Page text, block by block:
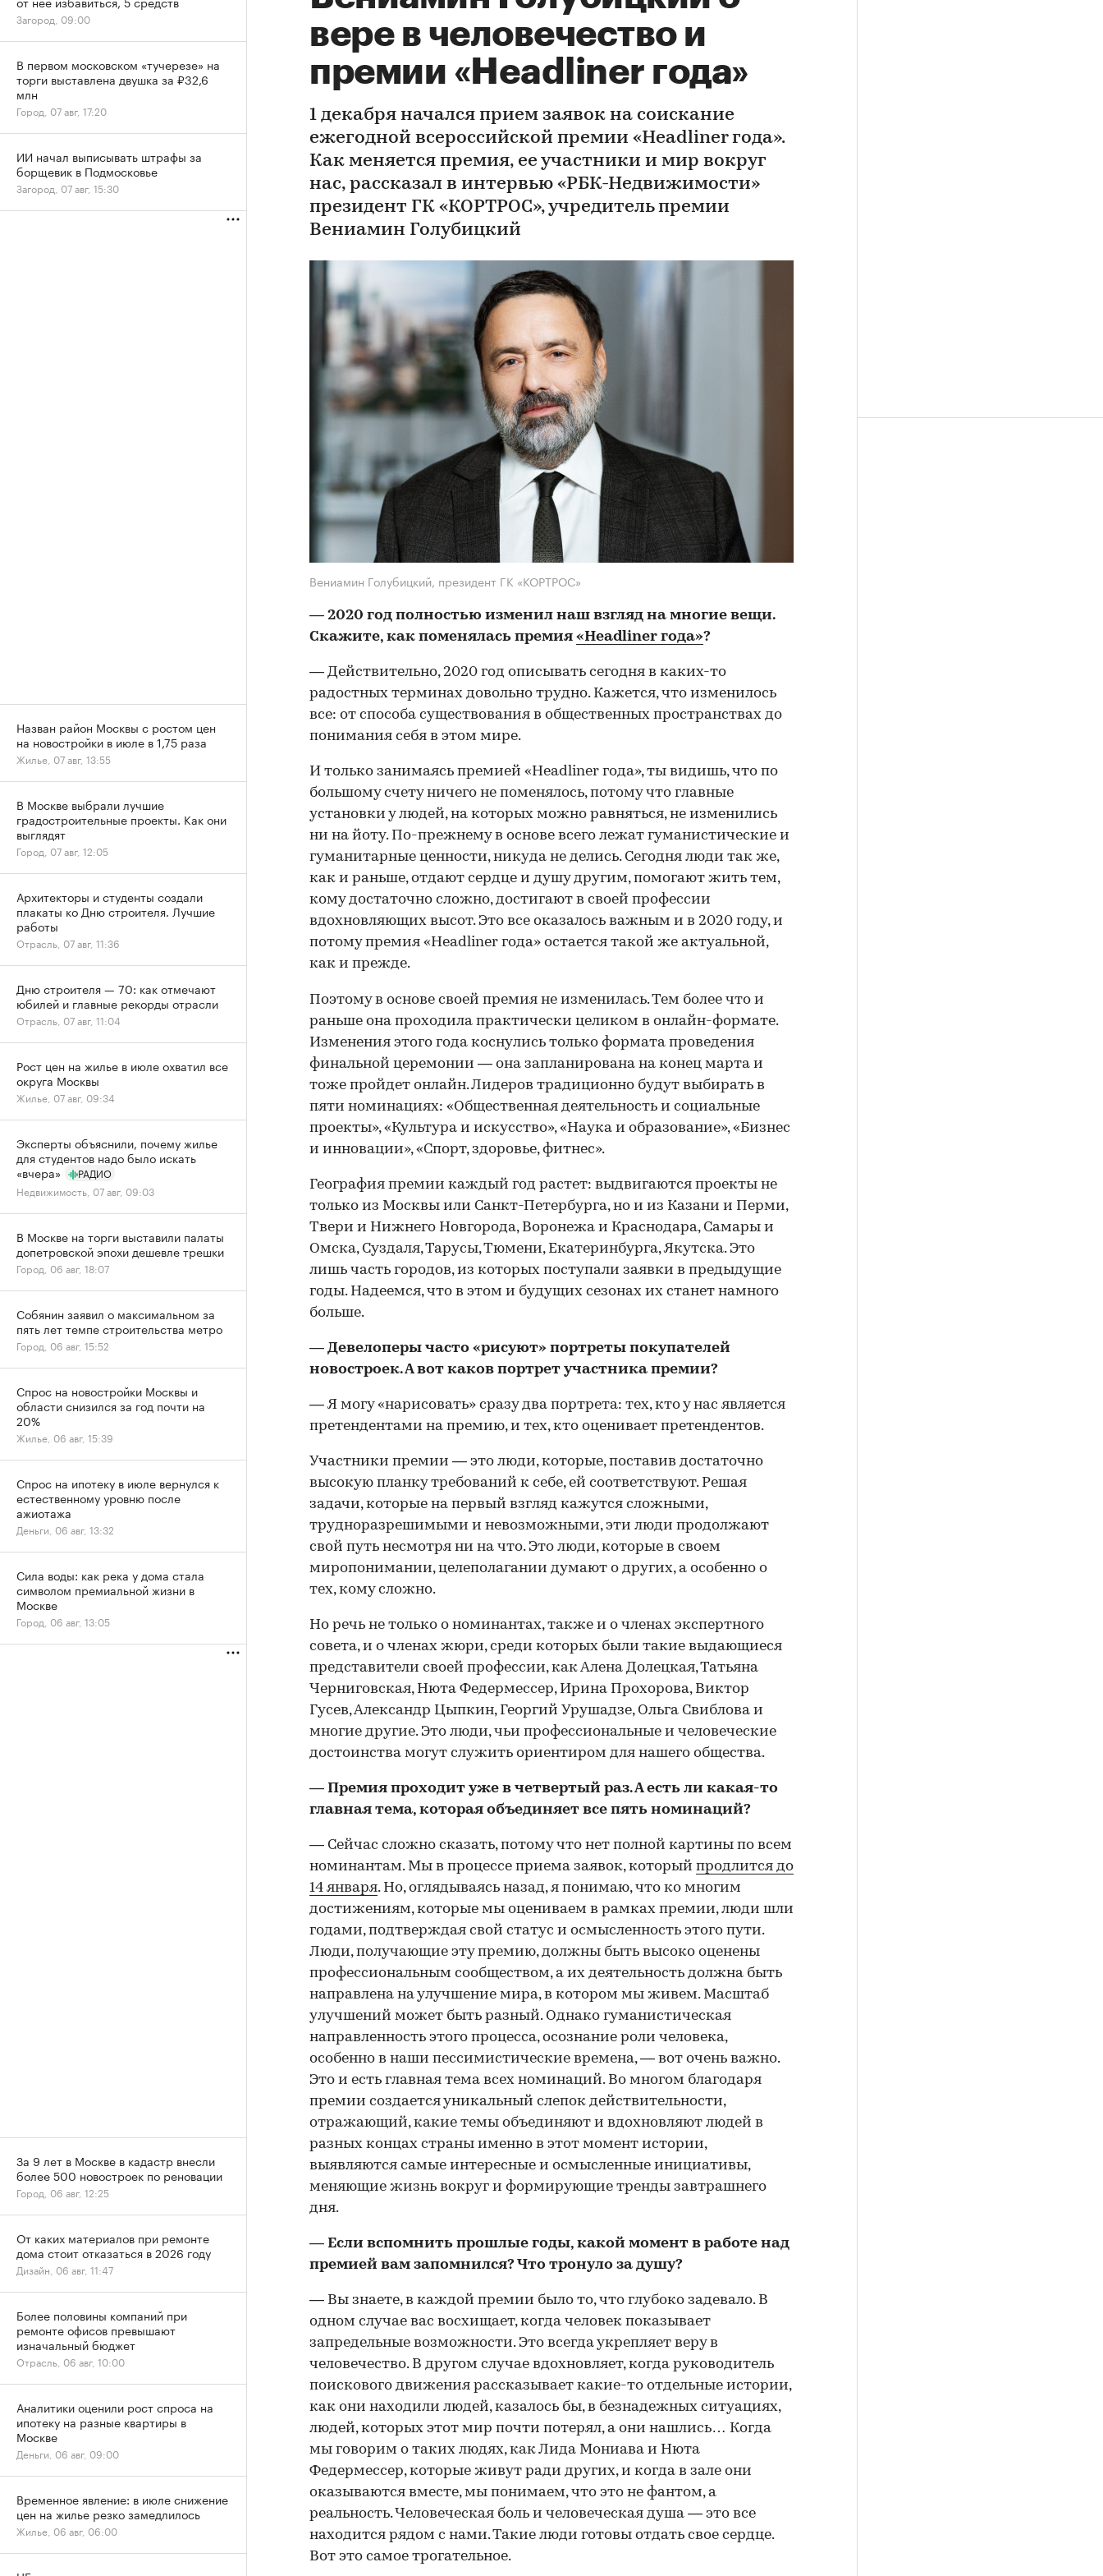
вере в человечество и
премии «Headliner года»
1 декабря начался прием заявок на соискание
ежегодной всероссийской премии «Headliner года».
Как меняется премия, ее участники и мир вокруг
нас, рассказал в интервью «РБК-Недвижимости»
президент ГК «КОРТРОС», учредитель премии
Вениамин Голубицкий
Вениамин Голубицкий, президент ГК «КОРТРОС»
— 2020 год полностью изменил наш взгляд на многие вещи.
Скажите, как поменялась премия «Headliner года»?
— Действительно, 2020 год описывать сегодня в каких-то
радостных терминах довольно трудно. Кажется, что изменилось
все: от способа существования в общественных пространствах до
понимания себя в этом мире.
И только занимаясь премией «Headliner года», ты видишь, что по
большому счету ничего не поменялось, потому что главные
установки у людей, на которых можно равняться, не изменились
ни на йоту. По-прежнему в основе всего лежат гуманистические и
гуманитарные ценности, никуда не делись. Сегодня люди так же,
как и раньше, отдают сердце и душу другим, помогают жить тем,
кому достаточно сложно, достигают в своей профессии
вдохновляющих высот. Это все оказалось важным и в 2020 году, и
потому премия «Headliner года» остается такой же актуальной,
как и прежде.
/
Поэтому в основе своей премия не изменилась. Тем более что и
раньше она проходила практически целиком в онлайн-формате.
Изменения этого года коснулись только формата проведения
финальной церемонии — она запланирована на конец марта и
тоже пройдет онлайн. Лидеров традиционно будут выбирать в
пяти номинациях: «Общественная деятельность и социальные
проекты», «Культура и искусство», «Наука и образование», «Бизнес
и инновации», «Спорт, здоровье, фитнес».
География премии каждый год растет: выдвигаются проекты не
только из Москвы или Санкт-Петербурга, но и из Казани и Перми,
Твери и Нижнего Новгорода, Воронежа и Краснодара, Самары и
Омска, Суздаля, Тарусы, Тюмени, Екатеринбурга, Якутска. Это
лишь часть городов, из которых поступали заявки в предыдущие
годы. Надеемся, что в этом и будущих сезонах их станет намного
больше.
— Девелоперы часто «рисуют» портреты покупателей
новостроек. А вот каков портрет участника премии?
— Я могу «нарисовать» сразу два портрета: тех, кто у нас является
претендентами на премию, и тех, кто оценивает претендентов.
Участники премии — это люди, которые, поставив достаточно
высокую планку требований к себе, ей соответствуют. Решая
задачи, которые на первый взгляд кажутся сложными,
трудноразрешимыми и невозможными, эти люди продолжают
свой путь несмотря ни на что. Это люди, которые в своем
миропонимании, целеполагании думают о других, а особенно о
тех, кому сложно.
Но речь не только о номинантах, также и о членах экспертного
совета, и о членах жюри, среди которых были такие выдающиеся
представители своей профессии, как Алена Долецкая, Татьяна
Черниговская, Нюта Федермессер, Ирина Прохорова, Виктор
Гусев, Александр Цыпкин, Георгий Урушадзе, Ольга Свиблова и
многие другие. Это люди, чьи профессиональные и человеческие
достоинства могут служить ориентиром для нашего общества.
— Премия проходит уже в четвертый раз. А есть ли какая-то
главная тема, которая объединяет все пять номинаций?
— Сейчас сложно сказать, потому что нет полной картины по всем
номинантам. Мы в процессе приема заявок, который продлится до
14 января. Но, оглядываясь назад, я понимаю, что ко многим
достижениям, которые мы оцениваем в рамках премии, люди шли
годами, подтверждая свой статус и осмысленность этого пути.
Люди, получающие эту премию, должны быть высоко оценены
профессиональным сообществом, а их деятельность должна быть
направлена на улучшение мира, в котором мы живем. Масштаб
улучшений может быть разный. Однако гуманистическая
направленность этого процесса, осознание роли человека,
особенно в наши пессимистические времена, — вот очень важно.
Это и есть главная тема всех номинаций. Во многом благодаря
премии создается уникальный слепок действительности,
отражающий, какие темы объединяют и вдохновляют людей в
разных концах страны именно в этот момент истории,
выявляются самые интересные и осмысленные инициативы,
меняющие жизнь вокруг и формирующие тренды завтрашнего
дня.
— Если вспомнить прошлые годы, какой момент в работе над
премией вам запомнился? Что тронуло за душу?
— Вы знаете, в каждой премии было то, что глубоко задевало. В
одном случае вас восхищает, когда человек показывает
запредельные возможности. Это всегда укрепляет веру в
человечество. В другом случае вдохновляет, когда руководитель
поискового движения рассказывает какие-то отдельные истории,
как они находили людей, казалось бы, в безнадежных ситуациях,
людей, которых этот мир почти потерял, а они нашлись… Когда
мы говорим о таких людях, как Лида Мониава и Нюта
Федермессер, которые живут ради других, и когда в зале они
оказываются вместе, мы понимаем, что это не фантом, а
реальность. Человеческая боль и человеческая душа — это все
находится рядом с нами. Такие люди готовы отдать свое сердце.
Вот это самое трогательное.
Загород, 09:00
В первом московском «тучерезе» на
торги выставлена двушка за ₽32,6
млн
Город, 07 авг, 17:20
ИИ начал выписывать штрафы за
борщевик в Подмосковье
Загород, 07 авг, 15:30
Назван район Москвы с ростом цен
на новостройки в июле в 1,75 раза
Жилье, 07 авг, 13:55
В Москве выбрали лучшие
градостроительные проекты. Как они
выглядят
Город, 07 авг, 12:05
Архитекторы и студенты создали
плакаты ко Дню строителя. Лучшие
работы
Отрасль, 07 авг, 11:36
Дню строителя — 70: как отмечают
юбилей и главные рекорды отрасли
Отрасль, 07 авг, 11:04
Рост цен на жилье в июле охватил все
округа Москвы
Жилье, 07 авг, 09:34
Эксперты объяснили, почему жилье
для студентов надо было искать
«вчера»
РАДИО
Недвижимость, 07 авг, 09:03
В Москве на торги выставили палаты
допетровской эпохи дешевле трешки
Город, 06 авг, 18:07
Собянин заявил о максимальном за
пять лет темпе строительства метро
Город, 06 авг, 15:52
Спрос на новостройки Москвы и
области снизился за год почти на
20%
Жилье, 06 авг, 15:39
Спрос на ипотеку в июле вернулся к
естественному уровню после
ажиотажа
Деньги, 06 авг, 13:32
Сила воды: как река у дома стала
символом премиальной жизни в
Москве
Город, 06 авг, 13:05
За 9 лет в Москве в кадастр внесли
более 500 новостроек по реновации
Город, 06 авг, 12:25
От каких материалов при ремонте
дома стоит отказаться в 2026 году
Дизайн, 06 авг, 11:47
Более половины компаний при
ремонте офисов превышают
изначальный бюджет
Отрасль, 06 авг, 10:00
Аналитики оценили рост спроса на
ипотеку на разные квартиры в
Москве
Деньги, 06 авг, 09:00
Временное явление: в июле снижение
цен на жилье резко замедлилось
Жилье, 06 авг, 06:00